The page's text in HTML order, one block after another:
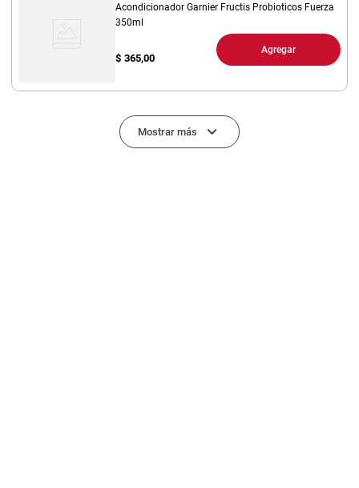
Acondicionador Garnier Fructis Probioticos Fuerza
350ml
$ 365,00
Agregar
Mostrar más